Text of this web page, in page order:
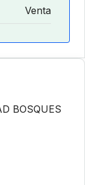
Venta
BOSQUES